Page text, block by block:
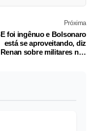
Próxima
foi ingênuo e Bolsonaro
está se aproveitando, diz
Renan sobre militares nas